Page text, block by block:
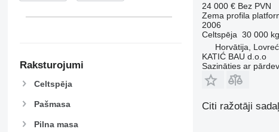
Raksturojumi
Celtspēja
Pašmasa
Pilna masa
24 000 € Bez PVN
Zema profila
2006
Celtspēja 30 000 kg
Horvātija, Lovreć
KATIĆ BAU d.o.o
Sazināties ar
Citi ražotāji